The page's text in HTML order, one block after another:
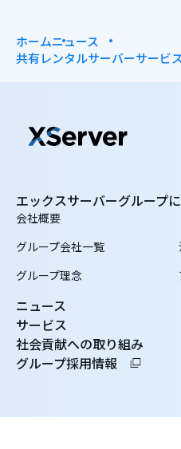
ホームニュース
共有レンタルサーバーサービ
エックスサーバーグループ
会社概要
グループ会社一覧
グループ理念
ニュース
サービス
社会貢献への取り組み
グループ採用情報